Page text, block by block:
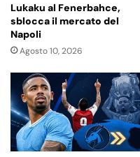
Lukaku al Fenerbahce,
sblocca il mercato del
Napoli
Agosto 10, 2026